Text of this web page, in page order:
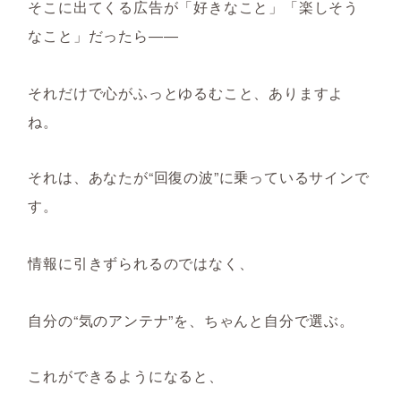
そこに出てくる広告が「好きなこと」「楽しそう
なこと」だったら――
それだけで心がふっとゆるむこと、ありますよ
ね。
それは、 あなたが“回復の波”に乗っているサインで
す。
情報に引きずられるのではなく、
自分の“気のアンテナ”を、ちゃんと自分で選ぶ。
これができるようになると、